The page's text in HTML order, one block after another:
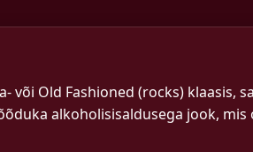
Old Fashioned (rocks) klaasis,
alkoholisisaldusega jook,